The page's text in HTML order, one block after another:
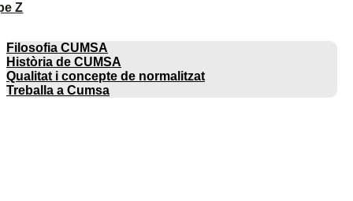
Z
Filosofia CUMSA
Història de CUMSA
Qualitat i concepte de normalitzat
Treballa a Cumsa